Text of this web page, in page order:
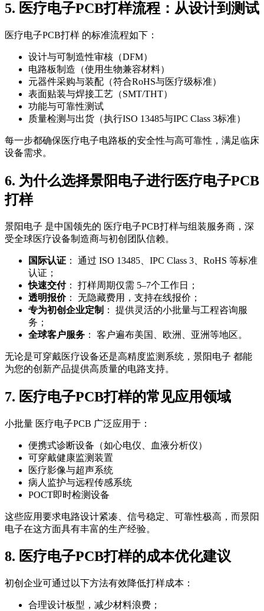
5. 医疗电子PCB打样流程：从设计到测试
医疗电子PCB打样 的标准流程如下：
设计与可制造性审核（DFM）
电路板制造（使用生物兼容材料）
元器件采购与装配（符合RoHS与医疗级标准）
表面贴装与焊接工艺（SMT/THT）
功能与可靠性测试
质量检测与出货（执行ISO 13485与IPC Class 3标准）
每一步都确保医疗电子电路板的安全性与高可靠性，满足临床
设备需求。
6. 为什么选择景阳电子进行医疗电子PCB
打样
景阳电子 是中国领先的 医疗电子PCB打样与组装服务商，深
受全球医疗设备制造商与初创团队信赖。
国际认证 ： 通过 ISO 13485、IPC Class 3、RoHS 等标准
认证；
快速交付： 打样周期仅需 5–7个工作日；
透明报价： 无隐藏费用，支持在线报价；
专为初创企业定制 ： 提供灵活的小批量与工程咨询服
务；
全球客户服务 ： 客户遍布美国、欧洲、亚洲等地区。
无论是可穿戴医疗设备还是高精度监测系统，景阳电子 都能
为您的创新产品提供高质量的电路支持。
7. 医疗电子PCB打样的常见应用领域
小批量 医疗电子PCB 广泛应用于：
便携式诊断设备（如心电仪、血液分析仪）
可穿戴健康监测装置
医疗影像与超声系统
病人监护与远程传感系统
POCT即时检测设备
这些应用要求电路设计紧凑、信号稳定、可靠性极高，而景阳
电子在这方面具有丰富的生产经验。
8. 医疗电子PCB打样的成本优化建议
初创企业可通过以下方法有效降低打样成本：
合理设计板型，减少材料浪费；